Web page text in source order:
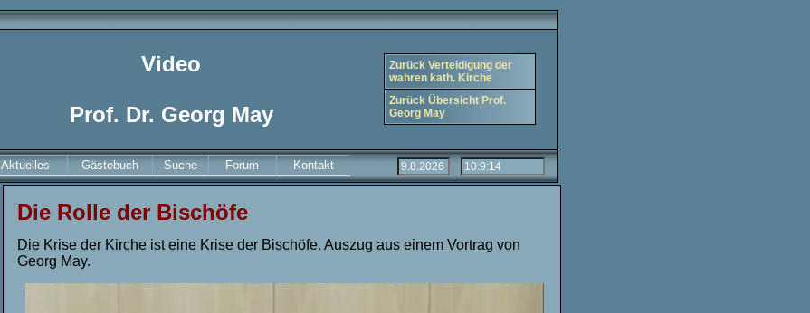
Video
Prof. Dr. Georg May
Zurück Verteidigung der
wahren kath. Kirche
Zurück Übersicht Prof.
Georg May
Aktuelles Gästebuch Suche Forum Kontakt
Die Rolle der Bischöfe
Die Krise der Kirche ist eine Krise der Bischöfe. Auszug aus einem Vortrag von
Georg May.